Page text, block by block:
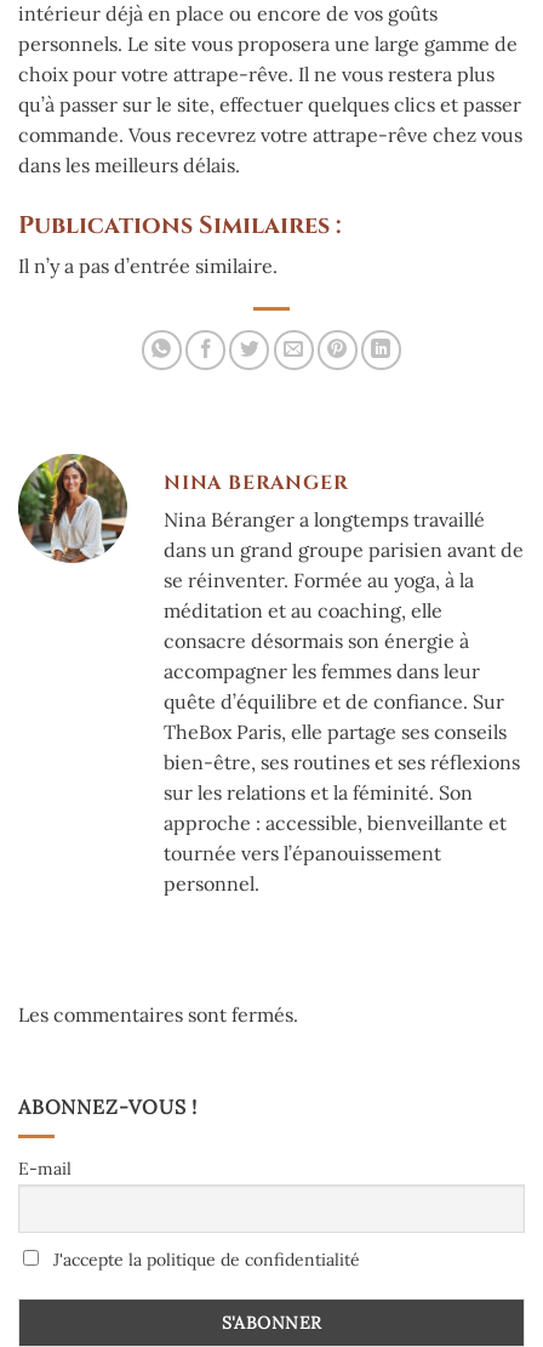
intérieur déjà en place ou encore de vos goûts
personnels. Le site vous proposera une large gamme de
choix pour votre attrape-rêve. Il ne vous restera plus
qu’à passer sur le site, effectuer quelques clics et passer
commande. Vous recevrez votre attrape-rêve chez vous
dans les meilleurs délais.
Publications Similaires :
Il n’y a pas d’entrée similaire.
NINA BERANGER
Nina Béranger a longtemps travaillé
dans un grand groupe parisien avant de
se réinventer. Formée au yoga, à la
méditation et au coaching, elle
consacre désormais son énergie à
accompagner les femmes dans leur
quête d’équilibre et de confiance. Sur
TheBox Paris, elle partage ses conseils
bien-être, ses routines et ses réflexions
sur les relations et la féminité. Son
approche : accessible, bienveillante et
tournée vers l’épanouissement
personnel.
Les commentaires sont fermés.
ABONNEZ-VOUS !
E-mail
J'accepte la politique de confidentialité